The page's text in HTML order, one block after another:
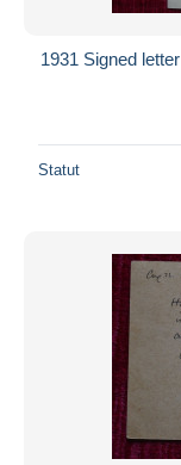
1931 Signed
Statut